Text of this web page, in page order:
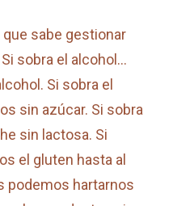
sabe gestionar
sobra el alcohol…
Si sobra el
sin azúcar. Si sobra
sin lactosa. Si
el gluten hasta al
podemos hartarnos